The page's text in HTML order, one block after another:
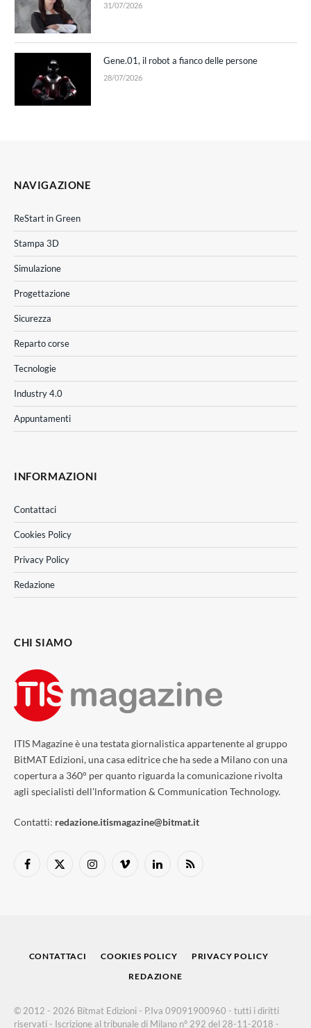
31/07/2026
Gene.01, il robot a fianco delle persone
28/07/2026
NAVIGAZIONE
ReStart in Green
Stampa 3D
Simulazione
Progettazione
Sicurezza
Reparto corse
Tecnologie
Industry 4.0
Appuntamenti
INFORMAZIONI
Contattaci
Cookies Policy
Privacy Policy
Redazione
CHI SIAMO
ITIS Magazine è una testata giornalistica appartenente al gruppo
BitMAT Edizioni, una casa editrice che ha sede a Milano con una
copertura a 360° per quanto riguarda la comunicazione rivolta
agli specialisti dell'lnformation & Communication Technology.
Contatti: redazione.itismagazine@bitmat.it
Facebook
X
InstagramVimeo LinkedInRSS
CONTATTACI COOKIES POLICY
PRIVACY POLICY
REDAZIONE
© 2012 - 2026 Bitmat Edizioni - P.Iva 09091900960 - tutti i diritti
riservati - Iscrizione al tribunale di Milano n° 292 del 28-11-2018 -